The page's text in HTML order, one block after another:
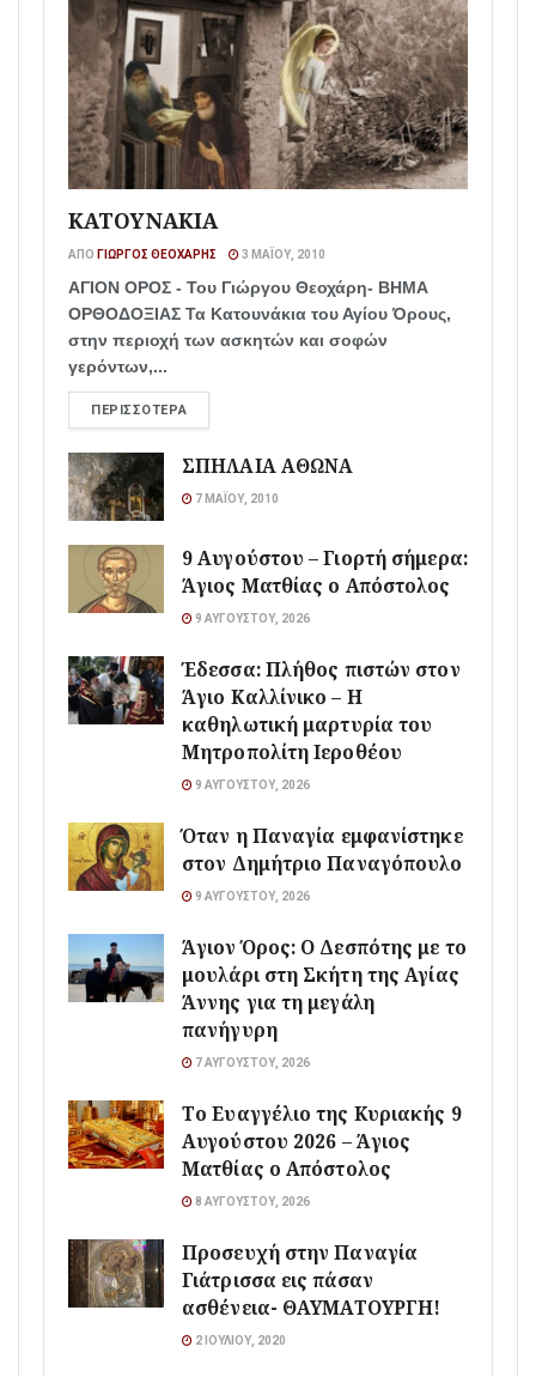
ΚΑΤΟΥΝΑΚΙΑ
ΑΠΌ ΓΙΏΡΓΟΣ ΘΕΟΧΆΡΗΣ 3 ΜΑΪ́ΟΥ, 2010
ΑΓΙΟΝ ΟΡΟΣ - Του Γιώργου Θεοχάρη- ΒΗΜΑ
ΟΡΘΟΔΟΞΙΑΣ Τα Κατουνάκια του Αγίου Όρους,
στην περιοχή των ασκητών και σοφών
γερόντων,...
ΠΕΡΙΣΣΌΤΕΡΑ
ΣΠΗΛΑΙΑ ΑΘΩΝΑ
7 ΜΑΪ́ΟΥ, 2010
9 Αυγούστου – Γιορτή σήμερα:
Άγιος Ματθίας ο Απόστολος
9 ΑΥΓΟΎΣΤΟΥ, 2026
Έδεσσα: Πλήθος πιστών στον
Άγιο Καλλίνικο – Η
καθηλωτική μαρτυρία του
Μητροπολίτη Ιεροθέου
9 ΑΥΓΟΎΣΤΟΥ, 2026
Όταν η Παναγία εμφανίστηκε
στον Δημήτριο Παναγόπουλο
9 ΑΥΓΟΎΣΤΟΥ, 2026
Άγιον Όρος: Ο Δεσπότης με το
μουλάρι στη Σκήτη της Αγίας
Άννης για τη μεγάλη
πανήγυρη
7 ΑΥΓΟΎΣΤΟΥ, 2026
Το Ευαγγέλιο της Κυριακής 9
Αυγούστου 2026 – Άγιος
Ματθίας ο Απόστολος
8 ΑΥΓΟΎΣΤΟΥ, 2026
Προσευχή στην Παναγία
Γιάτρισσα εις πάσαν
ασθένεια- ΘΑΥΜΑΤΟΥΡΓΗ!
2 ΙΟΥΛΊΟΥ, 2020